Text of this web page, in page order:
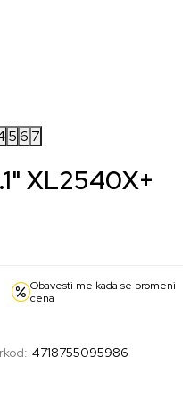
56 7
XL2540X+
Obavesti me kada se promeni
cena
4718755095986